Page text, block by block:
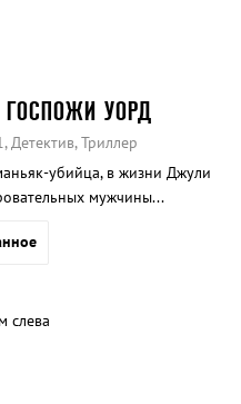
УОРД
Детектив, Триллер
убийца, в жизни Джули
мужчины...